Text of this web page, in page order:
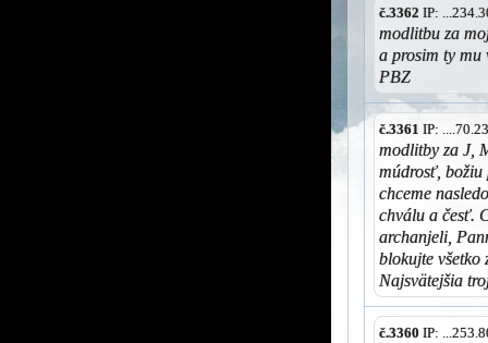
č.3362 IP:
modlitbu za
a prosim ty mu
PBZ
č.3361 IP:
modlitby za J,
múdrosť, božiu
chceme
chválu a česť.
archanjeli,
blokujte všetko
Najsvätejšia
č.3360 IP: